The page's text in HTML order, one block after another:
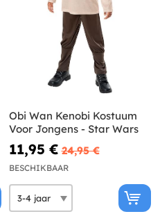
Obi Wan Kenobi Kostuum
Voor Jongens - Star Wars
11,95 € 24,95 €
BESCHIKBAAR